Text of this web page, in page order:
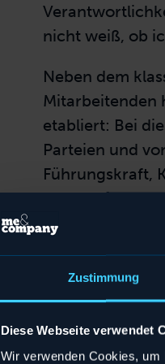
Zustimmung
Diese Webseite verwendet
Wir verwenden Cookies,
nicht weiß, ob
Neben dem
Mitarbeitenden
etabliert: Bei
Parteien und
Führungskraft,
Partner*innen
Mitarbeitenden
etwa eine